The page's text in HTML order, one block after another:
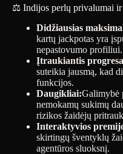
⚖️ Indijos perlų privalumai ir
Didžiausias
kartų jackpotas yra
nepastovumo profiliui.
Įtraukiantis
suteikia jausmą, kad
funkcijos.
Daugikliai:Galimybė
nemokamų sukimų
rizikos žaidėjų
Interaktyvios
skirtingų šventyklų
agentūros sluoksnį.